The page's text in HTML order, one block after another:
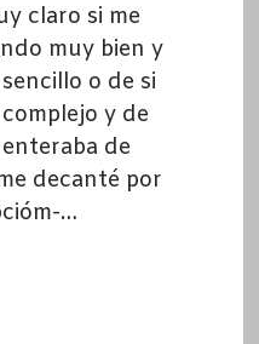
claro si me
muy bien y
o de si
y de
de
decanté por
…